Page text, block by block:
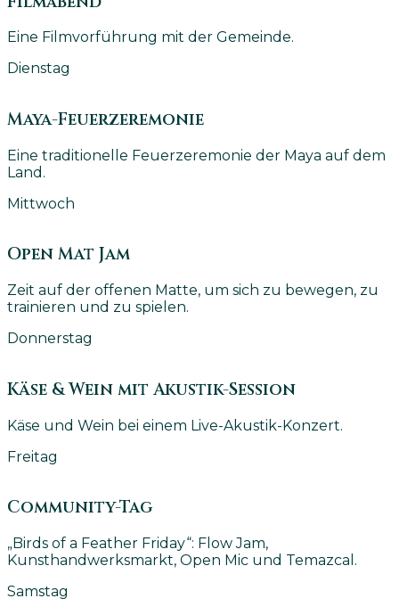
Eine Filmvorführung mit der Gemeinde.
Dienstag
Maya-Feuerzeremonie
Eine traditionelle Feuerzeremonie der Maya auf dem
Land.
Mittwoch
Open Mat Jam
Zeit auf der offenen Matte, um sich zu bewegen, zu
trainieren und zu spielen.
Donnerstag
Käse & Wein mit Akustik-Session
Käse und Wein bei einem Live-Akustik-Konzert.
Freitag
Community-Tag
„Birds of a Feather Friday“: Flow Jam,
Kunsthandwerksmarkt, Open Mic und Temazcal.
Samstag